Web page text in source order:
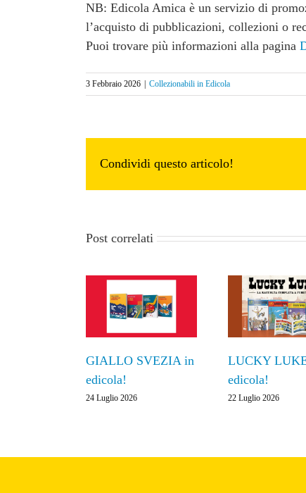
NB: Edicola Amica è un servizio di
l’acquisto di pubblicazioni, collezioni o
Puoi trovare più informazioni alla pagina
3 Febbraio 2026 Collezionabili in Edicola
Condividi questo articolo!
Post correlati
GIALLO SVEZIA in
edicola!
24 Luglio 2026
LUCKY
edicola!
22 Luglio 2026